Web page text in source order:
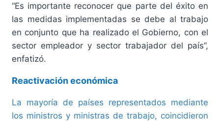
“Es importante reconocer que parte del éxito en
las medidas implementadas se debe al trabajo
en conjunto que ha realizado el Gobierno, con el
sector empleador y sector trabajador del país”,
enfatizó.
Reactivación económica
La mayoría de países representados mediante
los ministros y ministras de trabajo, coincidieron